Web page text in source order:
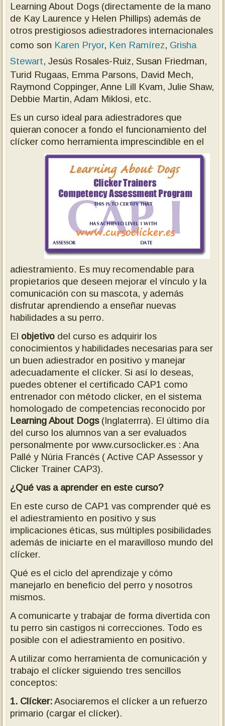
Learning About Dogs (directamente de la mano
de Kay Laurence y Helen Phillips) además de
otros prestigiosos adiestradores internacionales
como son Karen Pryor, Ken Ramírez, Grisha
Stewart, Jesús Rosales-Ruiz, Susan Friedman,
Turid Rugaas, Emma Parsons, David Mech,
Raymond Coppinger, Anne Lill Kvam, Julie Shaw,
Debbie Martin, Adam Miklosi, etc.
Es un curso ideal para adiestradores que
quieran conocer a fondo el funcionamiento del
clícker como herramienta imprescindible en el
adiestramiento. Es muy recomendable para
propietarios que deseen mejorar el vínculo y la
comunicación con su mascota, y además
disfrutar aprendiendo a enseñar nuevas
habilidades a su perro.
El objetivo del curso es adquirir los
conocimientos y habilidades necesarias para ser
un buen adiestrador en positivo y manejar
adecuadamente el clícker. Si así lo deseas,
puedes obtener el certificado CAP1 como
entrenador con método clicker, en el sistema
homologado de competencias reconocido por
Learning About Dogs(Inglaterrra). El último día
del curso los alumnos van a ser evaluados
personalmente por www.cursoclicker.es : Ana
Pallé y Núria Francés ( Active CAP Assessor y
Clicker Trainer CAP3).
¿Qué vas a aprender en este curso?
En este curso de CAP1 vas comprender qué es
el adiestramiento en positivo y sus
implicaciones éticas, sus múltiples posibilidades
además de iniciarte en el maravilloso mundo del
clícker.
Qué es el ciclo del aprendizaje y cómo
manejarlo en beneficio del perro y nosotros
mismos.
A comunicarte y trabajar de forma divertida con
tu perro sin castigos ni correcciones. Todo es
posible con el adiestramiento en positivo.
A utilizar como herramienta de comunicación y
trabajo el clícker siguiendo tres sencillos
conceptos:
1. Clícker:Asociaremos el clícker a un refuerzo
primario (cargar el clícker).